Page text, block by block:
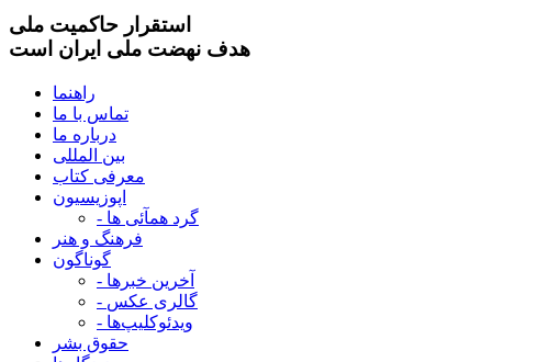
استقرار حاکميت ملی
هدف نهضت ملی ایران است
راهنما
تماس با ما
درباره ما
بین المللی
معرفی کتاب
اپوزیسیون
- گرد همآئی ها
فرهنگ و هنر
گوناگون
- آخرین خبرها
- گالری عکس
- ویدئوکلیپ‌ها
حقوق بشر